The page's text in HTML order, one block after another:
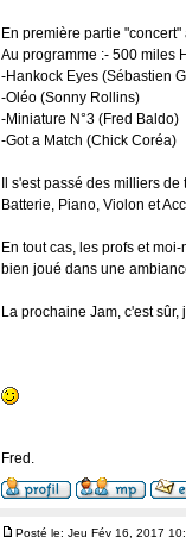
En première partie
Au programme :- 500 miles
-Hankock Eyes (Sébastien
-Oléo (Sonny Rollins)
-Miniature N°3 (Fred Baldo)
-Got a Match (Chick Coréa)
Il s'est passé des milliers
Batterie, Piano, Violon et
En tout cas, les profs et
bien joué dans une
La prochaine Jam, c'est
Fred.
Posté le: Jeu Fév 16, 2017